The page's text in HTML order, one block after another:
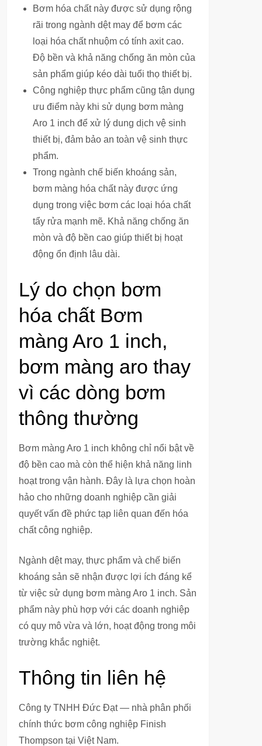
Bơm hóa chất này được sử dụng rộng
rãi trong ngành dệt may để bơm các
loại hóa chất nhuộm có tính axit cao.
Độ bền và khả năng chống ăn mòn của
sản phẩm giúp kéo dài tuổi thọ thiết bị.
Công nghiệp thực phẩm cũng tận dụng
ưu điểm này khi sử dụng bơm màng
Aro 1 inch để xử lý dung dịch vệ sinh
thiết bị, đảm bảo an toàn vệ sinh thực
phẩm.
Trong ngành chế biến khoáng sản,
bơm màng hóa chất này được ứng
dụng trong việc bơm các loại hóa chất
tẩy rửa mạnh mẽ. Khả năng chống ăn
mòn và độ bền cao giúp thiết bị hoạt
động ổn định lâu dài.
Lý do chọn bơm
hóa chất Bơm
màng Aro 1 inch,
bơm màng aro thay
vì các dòng bơm
thông thường
Bơm màng Aro 1 inch không chỉ nổi bật về
độ bền cao mà còn thể hiện khả năng linh
hoạt trong vận hành. Đây là lựa chọn hoàn
hảo cho những doanh nghiệp cần giải
quyết vấn đề phức tạp liên quan đến hóa
chất công nghiệp.
Ngành dệt may, thực phẩm và chế biến
khoáng sản sẽ nhận được lợi ích đáng kể
từ việc sử dụng bơm màng Aro 1 inch. Sản
phẩm này phù hợp với các doanh nghiệp
có quy mô vừa và lớn, hoạt động trong môi
trường khắc nghiệt.
Thông tin liên hệ
Công ty TNHH Đức Đạt — nhà phân phối
chính thức bơm công nghiệp Finish
Thompson tại Việt Nam.